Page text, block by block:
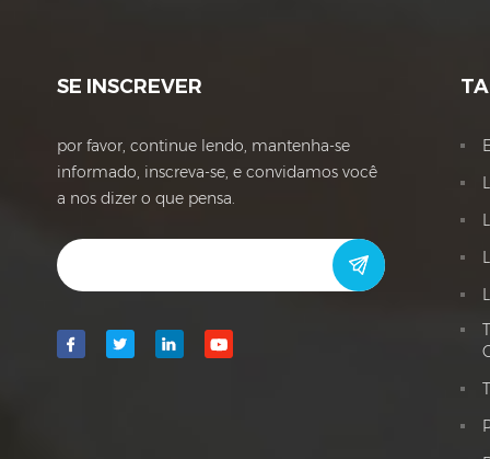
SE INSCREVER
por favor, continue lendo, mantenha-se
informado, inscreva-se, e convidamos você
a nos dizer o que pensa.